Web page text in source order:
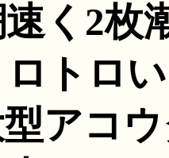
く2枚
トロ
型アコ